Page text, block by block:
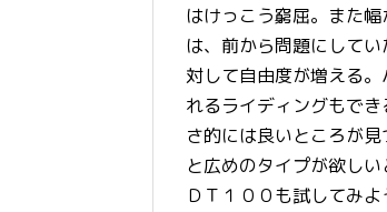
はけっこう窮屈。また
は、前から問題にして
対して自由度が増える
れるライディングもで
さ的には良いところが
と広めのタイプが欲し
ＤＴ１００も試してみよ